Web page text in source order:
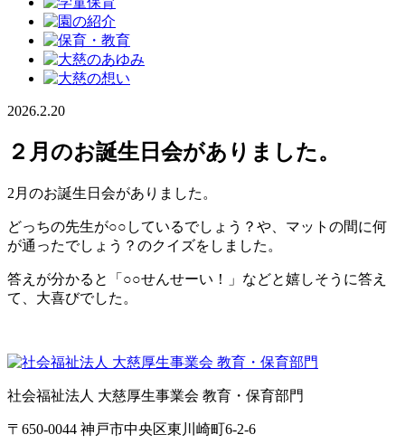
2026.2.20
２月のお誕生日会がありました。
2月のお誕生日会がありました。
どっちの先生が○○しているでしょう？や、マットの間に何
が通ったでしょう？のクイズをしました。
答えが分かると「○○せんせーい！」などと嬉しそうに答え
て、大喜びでした。
社会福祉法人 大慈厚生事業会 教育・保育部門
〒650-0044 神戸市中央区東川崎町6-2-6